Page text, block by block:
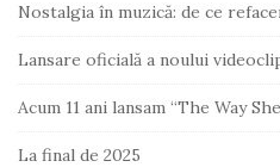
Nostalgia în muzică: de ce
Lansare oficială a noului
Acum 11 ani lansam “The Way
La final de 2025